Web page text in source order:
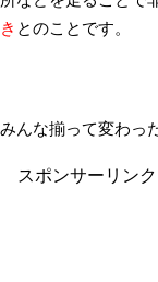
とのことです。
んな揃って変わっ
スポンサーリンク